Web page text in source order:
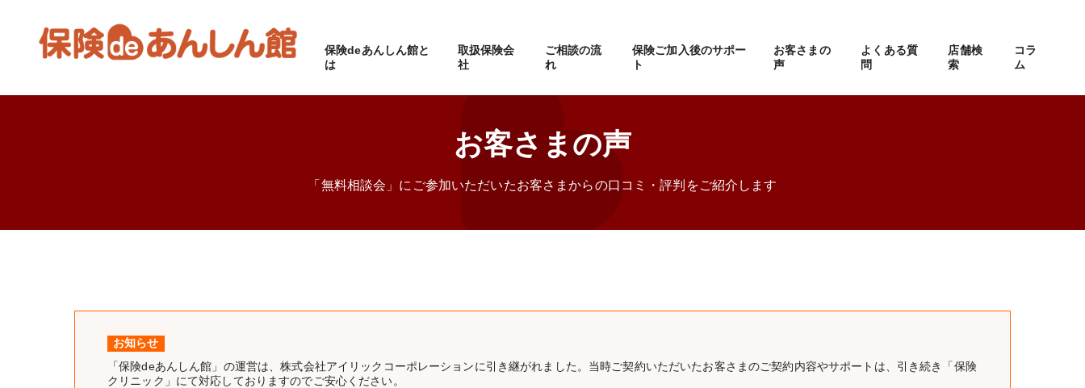
保険deあんしん館と
は
取扱保険会
社
ご相談の流
れ
保険ご加入後のサポー
ト
お客さまの
声
よくある質
問
店舗検
索
コラ
ム
お客さまの声
「無料相談会」にご参加いただいたお客さまからの口コミ・評判をご紹介します
お知らせ
「保険deあんしん館」の運営は、株式会社アイリックコーポレーションに引き継がれました。当時ご契約いただいたお客さまのご契約内容やサポートは、引き続き「保険
クリニック」にて対応しておりますのでご安心ください。